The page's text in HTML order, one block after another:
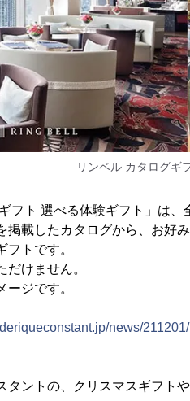
リンベル カタログギ
フト 選べる体験ギフト」は
掲載したカタログから、お好
フトです。
けません。
ジです。
news/211201/
タントの、クリスマスギフト